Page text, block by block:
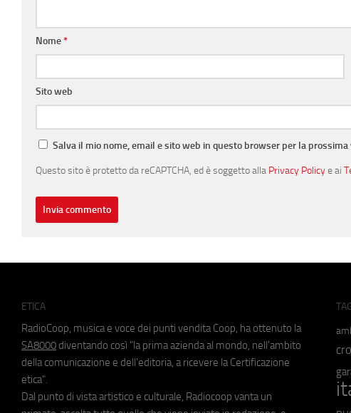
Nome*
Sito web
Salva il mio nome, email e sito web in questo browser per la
Questo sito è protetto da reCAPTCHA, ed è soggetto alla Privacy Policye ai
ETICA
RadioCoop, musica e voce dei punti vendita Coop, ha ottenuto la
SA8000 diventando così "la prima azienda al mondo, nell'ambito
della comunicazione e dell'editoria, a ricevere la Certificazione
etica".
Dal punto di vista artistico e culturale, Radiocoop vanta un